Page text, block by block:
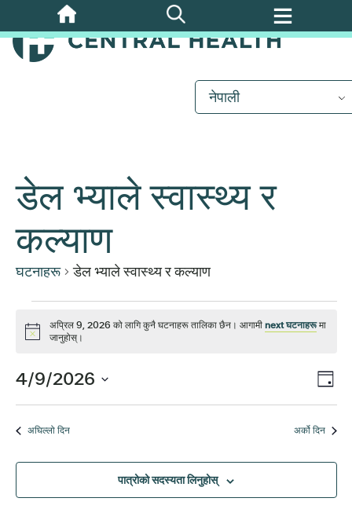
सामग्रीमा
जानुहोस्
नेपाली
डेल भ्याले स्वास्थ्य र
कल्याण
घटनाहरू डेल भ्याले स्वास्थ्य र कल्याण
घटनाहरू
अप्रिल
9,
सूचना
अप्रिल 9, 2026 को लागि कुनै घटनाहरू तालिका छैन। आगामीnext घटनाहरूमा
जानुहोस्।
दृश्य
दृश्य
दिन
4/9/2026
गर्नुहोस्।
अघिल्लो दिन अर्को दिन
पात्रोको सदस्यता लिनुहोस्